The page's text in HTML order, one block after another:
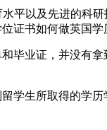
平以及先进的科
证书如何做英国学
毕业证，并没有
学生所取得的学